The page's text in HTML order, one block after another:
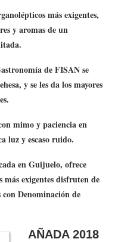
más exigentes,
y aromas de un
de FISAN se
y se les da los mayores
mimo y paciencia en
luz y escaso ruido.
en Guijuelo, ofrece
exigentes disfruten de
con Denominación de
AÑADA 2018